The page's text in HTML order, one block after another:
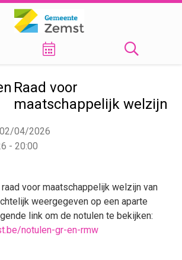
Raad voor
maatschappelijk welzijn
04/2026
- 20:00
voor maatschappelijk welzijn van
weergegeven op een aparte
link om de notulen te bekijken:
notulen-gr-en-rmw